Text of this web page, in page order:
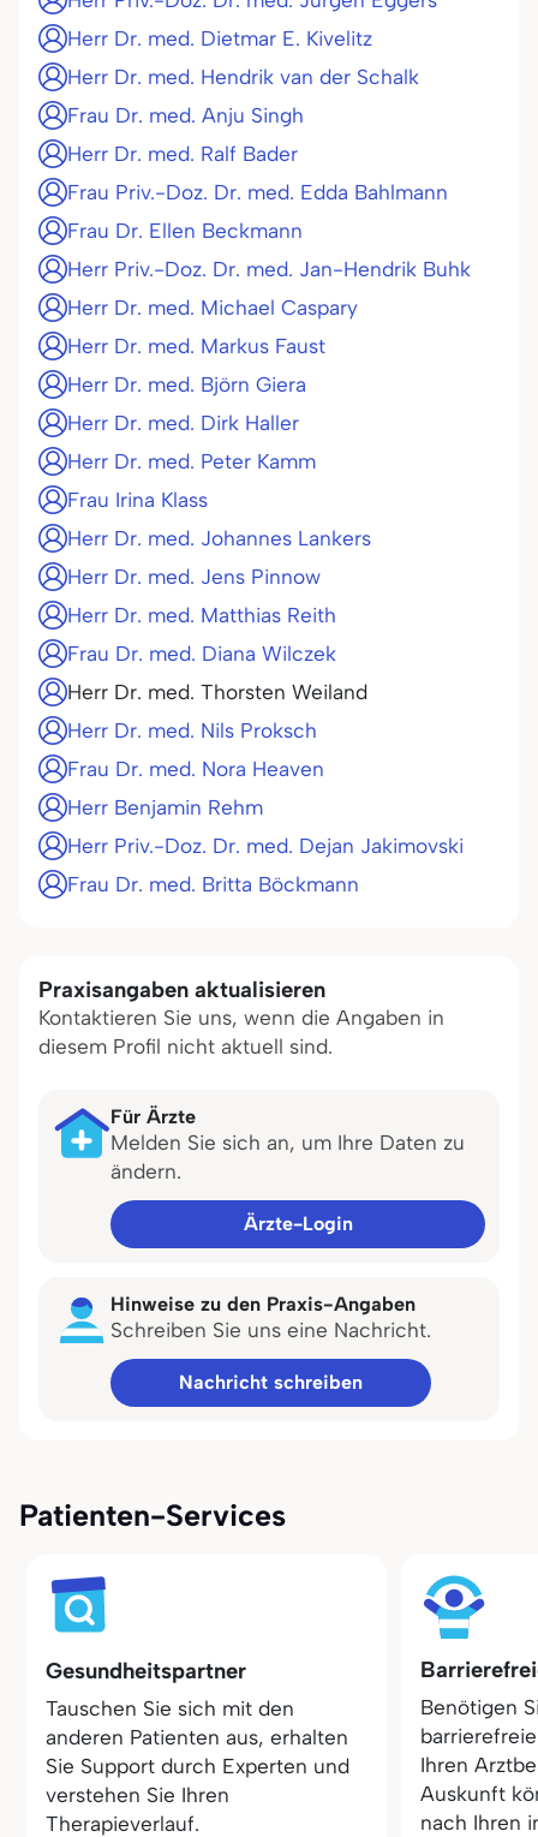
Herr Dr. med. Dietmar E. Kivelitz
Herr Dr. med. Hendrik van der Schalk
Frau Dr. med. Anju Singh
Herr Dr. med. Ralf Bader
Frau Priv.-Doz. Dr. med. Edda Bahlmann
Frau Dr. Ellen Beckmann
Herr Priv.-Doz. Dr. med. Jan-Hendrik Buhk
Herr Dr. med. Michael Caspary
Herr Dr. med. Markus Faust
Herr Dr. med. Björn Giera
Herr Dr. med. Dirk Haller
Herr Dr. med. Peter Kamm
Frau Irina Klass
Herr Dr. med. Johannes Lankers
Herr Dr. med. Jens Pinnow
Herr Dr. med. Matthias Reith
Frau Dr. med. Diana Wilczek
Herr Dr. med. Thorsten Weiland
Herr Dr. med. Nils Proksch
Frau Dr. med. Nora Heaven
Herr Benjamin Rehm
Herr Priv.-Doz. Dr. med. Dejan Jakimovski
Frau Dr. med. Britta Böckmann
Praxisangaben aktualisieren
Kontaktieren Sie uns, wenn die Angaben in
diesem Profil nicht aktuell sind.
Für Ärzte
Melden Sie sich an, um Ihre Daten zu
ändern.
Ärzte-Login
Hinweise zu den Praxis-Angaben
Schreiben Sie uns eine Nachricht.
Nachricht schreiben
Patienten-Services
Gesundheitspartner
Tauschen Sie sich mit den
anderen Patienten aus, erhalten
Sie Support durch Experten und
verstehen Sie Ihren
Therapieverlauf.
Benötigen
Ihren
Auskunft
nach Ihren